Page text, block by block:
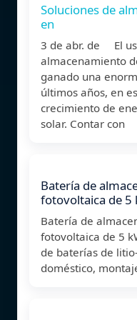
Soluciones de
en
3 de abr. de El
almacenamiento
ganado una
últimos años, en
crecimiento de
solar. Contar con
Batería de
fotovoltaica de 5
Batería de
fotovoltaica de 5
de baterías de
doméstico,